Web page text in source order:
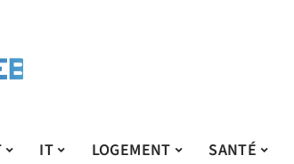
IT LOGEMENT SANTÉ